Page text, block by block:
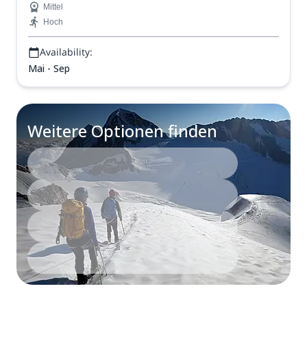
Mittel
Hoch
Availability:
Mai - Sep
Weitere Optionen finden